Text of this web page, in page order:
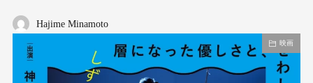
Hajime Minamoto
映画